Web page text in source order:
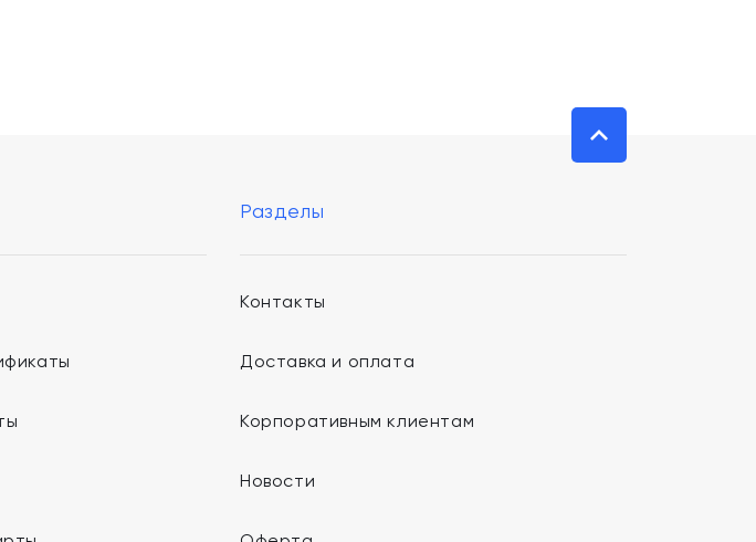
Разделы
Контакты
Доставка и оплата
Корпоративным клиентам
Новости